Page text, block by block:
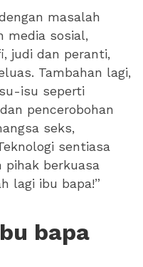
masalah
media sosial,
judi dan peranti,
Tambahan lagi,
isu seperti
pencerobohan
seks,
sentiasa
pihak berkuasa
lagi ibu bapa!”
bapa